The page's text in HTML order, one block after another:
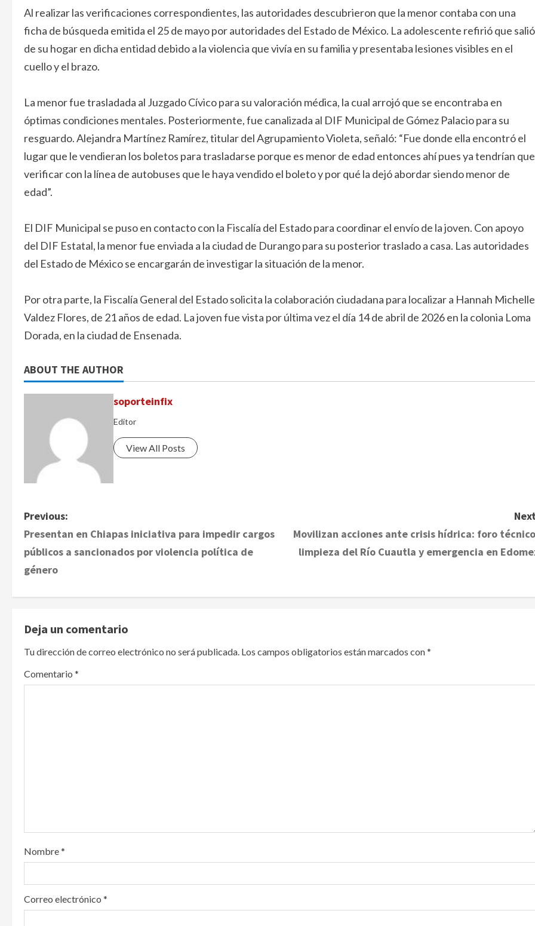
Al realizar las verificaciones correspondientes, las autoridades descubrieron que la menor contaba con una
ficha de búsqueda emitida el 25 de mayo por autoridades del Estado de México. La adolescente refirió que salió
de su hogar en dicha entidad debido a la violencia que vivía en su familia y presentaba lesiones visibles en el
cuello y el brazo.
La menor fue trasladada al Juzgado Cívico para su valoración médica, la cual arrojó que se encontraba en
óptimas condiciones mentales. Posteriormente, fue canalizada al DIF Municipal de Gómez Palacio para su
resguardo. Alejandra Martínez Ramírez, titular del Agrupamiento Violeta, señaló: “Fue donde ella encontró el
lugar que le vendieran los boletos para trasladarse porque es menor de edad entonces ahí pues ya tendrían que
verificar con la línea de autobuses que le haya vendido el boleto y por qué la dejó abordar siendo menor de
edad”.
El DIF Municipal se puso en contacto con la Fiscalía del Estado para coordinar el envío de la joven. Con apoyo
del DIF Estatal, la menor fue enviada a la ciudad de Durango para su posterior traslado a casa. Las autoridades
del Estado de México se encargarán de investigar la situación de la menor.
Por otra parte, la Fiscalía General del Estado solicita la colaboración ciudadana para localizar a Hannah Michelle
Valdez Flores, de 21 años de edad. La joven fue vista por última vez el día 14 de abril de 2026 en la colonia Loma
Dorada, en la ciudad de Ensenada.
ABOUT THE AUTHOR
soporteinfix
Editor
View All Posts
P
o
s
t
n
a
v
n
Previous:
Presentan en Chiapas iniciativa para impedir cargos
públicos a sancionados por violencia política de
género
Movilizan acciones ante crisis hídrica: foro
limpieza del Río Cuautla y emergencia en
Deja un comentario
Tu dirección de correo electrónico no será publicada. Los campos obligatorios están marcados con*
Comentario *
Nombre*
Correo electrónico *